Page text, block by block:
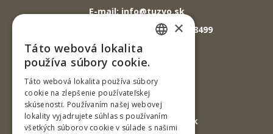
E-mail: info@tuzvo.sk
GPS súradnice: 48.572024,19.118499
IČO: 00397440
DIČ: 2020474808
IČ DPH: SK2020474808
E-mail: podatelna@tuzvo.sk
×
Táto webová lokalita
používa súbory cookie.
Táto webová lokalita používa súbory
cookie na zlepšenie používateľskej
skúsenosti. Používaním našej webovej
lokality vyjadrujete súhlas s používaním
všetkých súborov cookie v súlade s našimi